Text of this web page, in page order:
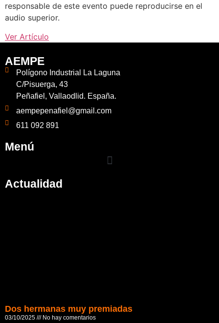
responsable de este evento puede reproducirse en el
audio superior.
Ver Artículo
AEMPE
Polígono Industrial La Laguna
C/Pisuerga, 43
Peñafiel, Vallaodlid. España.
aempepenafiel@gmail.com
611 092 891
Menú
Actualidad
Dos hermanas muy premiadas
03/10/2025 No hay comentarios